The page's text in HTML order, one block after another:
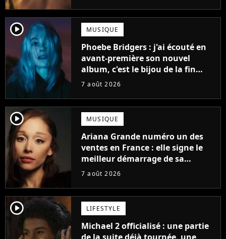
player2 MUSIQUE
Phoebe Bridgers : j'ai écouté en
avant-première son nouvel
album, c'est le bijou de la fin
d'été
7 août 2026
player2 MUSIQUE
Ariana Grande numéro un des
ventes en France : elle signe le
meilleur démarrage de sa
carrière avec son album Petal
7 août 2026
player2 LIFESTYLE
Michael 2 officialisé : une partie